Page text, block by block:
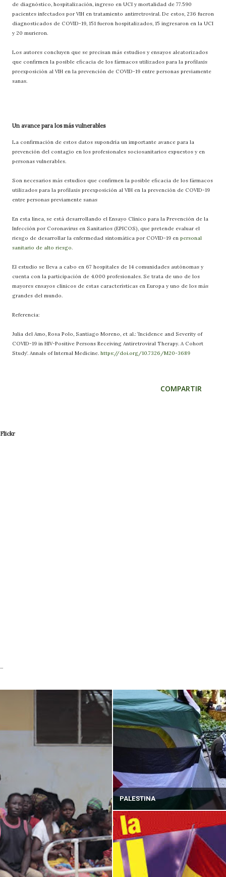
de diagnóstico, hospitalización, ingreso en UCI y mortalidad de 77.590
pacientes infectados por VIH en tratamiento antirretroviral. De estos, 236 fueron
diagnosticados de COVID-19, 151 fueron hospitalizados, 15 ingresaron en la UCI
y 20 murieron.
Los autores concluyen que se precisan más estudios y ensayos aleatorizados
que confirmen la posible eficacia de los fármacos utilizados para la profilaxis
preexposición al VIH en la prevención de COVID-19 entre personas previamente
sanas.
Un avance para los más vulnerables
La confirmación de estos datos supondría un importante avance para la
prevención del contagio en los profesionales sociosanitarios expuestos y en
personas vulnerables.
Son necesarios más estudios que confirmen la posible eficacia de los fármacos
utilizados para la profilaxis preexposición al VIH en la prevención de COVID-19
entre personas previamente sanas
En esta línea, se está desarrollando el Ensayo Clínico para la Prevención de la
Infección por Coronavirus en Sanitarios (EPICOS), que pretende evaluar el
riesgo de desarrollar la enfermedad sintomática por COVID-19 en personal
sanitario de alto riesgo.
El estudio se lleva a cabo en 67 hospitales de 14 comunidades autónomas y
cuenta con la participación de 4.000 profesionales. Se trata de uno de los
mayores ensayos clínicos de estas características en Europa y uno de los más
grandes del mundo.
Referencia:
Julia del Amo, Rosa Polo, Santiago Moreno, et al.: ‘Incidence and Severity of
COVID-19 in HIV-Positive Persons Receiving Antiretroviral Therapy. A Cohort
Study’. Annals of Internal Medicine. https://doi.org/10.7326/M20-3689
COMPARTIR
Flickr
...
PALESTINA